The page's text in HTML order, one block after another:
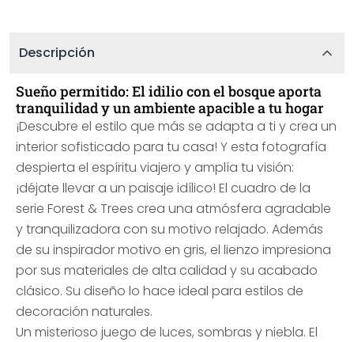
Descripción
Sueño permitido: El idilio con el bosque aporta
tranquilidad y un ambiente apacible a tu hogar
¡Descubre el estilo que más se adapta a ti y crea un
interior sofisticado para tu casa! Y esta fotografía
despierta el espíritu viajero y amplía tu visión:
¡déjate llevar a un paisaje idílico! El cuadro de la
serie Forest & Trees crea una atmósfera agradable
y tranquilizadora con su motivo relajado. Además
de su inspirador motivo en gris, el lienzo impresiona
por sus materiales de alta calidad y su acabado
clásico. Su diseño lo hace ideal para estilos de
decoración naturales.
Un misterioso juego de luces, sombras y niebla. El